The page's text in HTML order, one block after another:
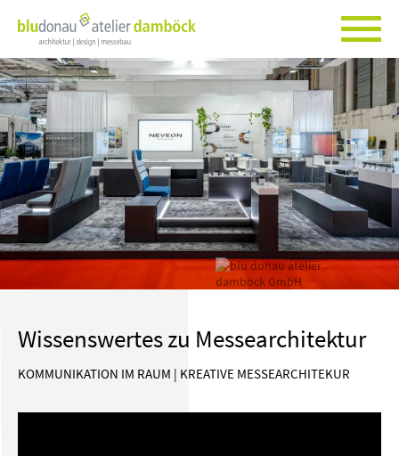
Wissenswertes zu Messearchitektur
KOMMUNIKATION IM RAUM | KREATIVE MESSEARCHITEKUR